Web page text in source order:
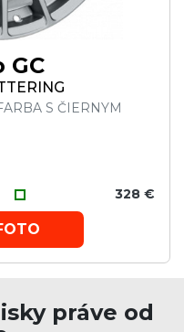
GC
S ČIERNYM
328 €
práve od